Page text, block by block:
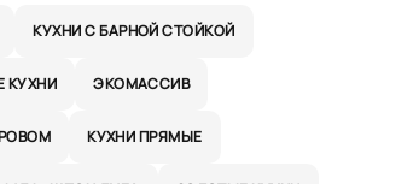
КУХНИ С БАРНОЙ СТОЙКОЙ
КУХНИ ЭКОМАССИВ
КУХНИ ПРЯМЫЕ